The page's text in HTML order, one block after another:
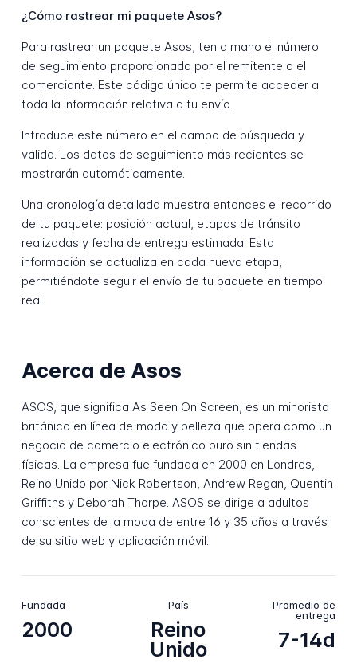
¿Cómo rastrear mi paquete Asos?
Para rastrear un paquete Asos, ten a mano el número
de seguimiento proporcionado por el remitente o el
comerciante. Este código único te permite acceder a
toda la información relativa a tu envío.
Introduce este número en el campo de búsqueda y
valida. Los datos de seguimiento más recientes se
mostrarán automáticamente.
Una cronología detallada muestra entonces el recorrido
de tu paquete: posición actual, etapas de tránsito
realizadas y fecha de entrega estimada. Esta
información se actualiza en cada nueva etapa,
permitiéndote seguir el envío de tu paquete en tiempo
real.
Acerca de Asos
ASOS, que significa As Seen On Screen, es un minorista
británico en línea de moda y belleza que opera como un
negocio de comercio electrónico puro sin tiendas
físicas. La empresa fue fundada en 2000 en Londres,
Reino Unido por Nick Robertson, Andrew Regan, Quentin
Griffiths y Deborah Thorpe. ASOS se dirige a adultos
conscientes de la moda de entre 16 y 35 años a través
de su sitio web y aplicación móvil.
Fundada
2000
País
Reino
Unido
Promedio de
entrega
7-14d